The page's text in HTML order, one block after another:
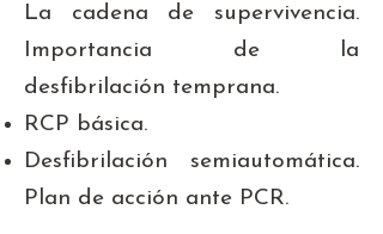
La cadena de supervivencia.
Importancia de la
desfibrilación temprana.
RCP básica.
Desfibrilación semiautomática.
Plan de acción ante PCR.